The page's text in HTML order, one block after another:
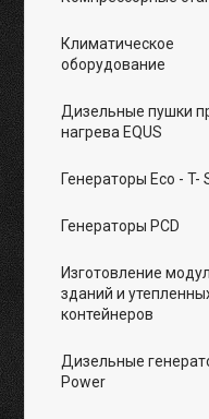
Климатическое
оборудование
Дизельные пушки
нагрева EQUS
Генераторы Eco - T-
Генераторы PCD
Изготовление
зданий и
контейнеров
Дизельные
Power